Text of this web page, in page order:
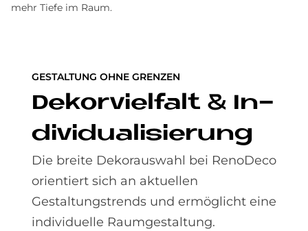
mehr Tiefe im Raum.
GESTALTUNG OHNE GRENZEN
De­kor­viel­falt & In­
di­vi­dua­li­sie­rung
Die breite Dekorauswahl bei RenoDeco
orientiert sich an aktuellen
Gestaltungstrends und ermöglicht eine
individuelle Raumgestaltung.